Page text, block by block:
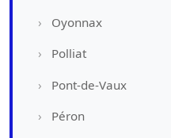
Oyonnax
Polliat
Pont-de-Vaux
Péron